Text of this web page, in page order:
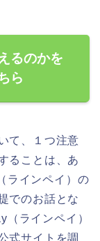
るのかを
ら
て、１つ注意
ることは、あ
ラインペイ）の
でのお話とな
ラインペイ）
式サイトを調